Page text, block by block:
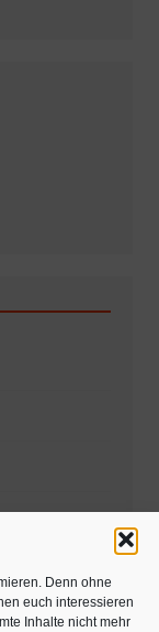
Denn ohne
euch interessieren
Inhalte nicht mehr